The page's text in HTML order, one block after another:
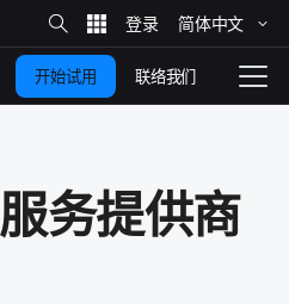
站
​内
​搜
索
简体​中文
拨
动
开始试用 联络我们
务​提供​商​